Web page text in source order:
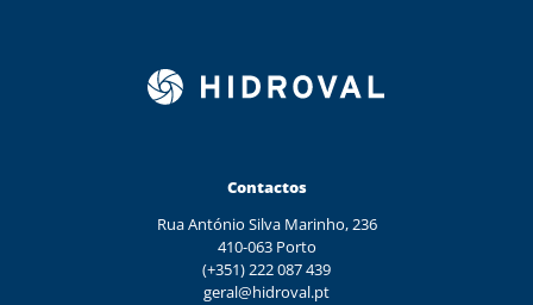
Contactos
Rua António Silva Marinho, 236
410-063 Porto
(+351) 222 087 439
geral@hidroval.pt